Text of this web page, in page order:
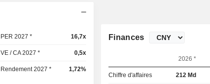
PER 2027 * 16,7x
VE / CA 2027 * 0,5x
Rendement 2027 * 1,72%
Finances
2026 *
Chiffre d'affaires 212 Md